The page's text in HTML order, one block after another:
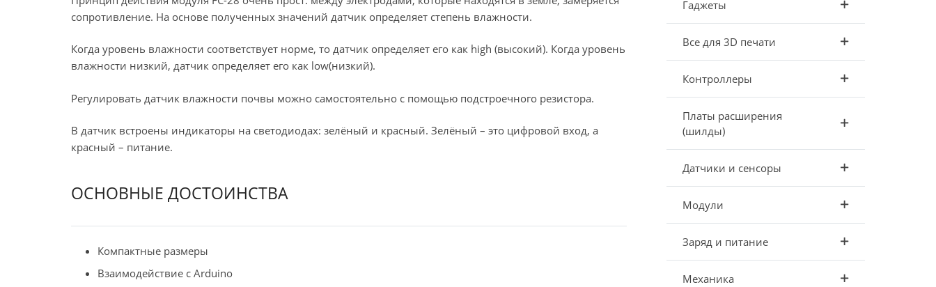
сопротивление. На основе полученных значений датчик определяет степень влажности.
Когда уровень влажности соответствует норме, то датчик определяет его как high (высокий). Когда уровень
влажности низкий, датчик определяет его как low(низкий).
Регулировать датчик влажности почвы можно самостоятельно с помощью подстроечного резистора.
В датчик встроены индикаторы на светодиодах: зелёный и красный. Зелёный – это цифровой вход, а
красный – питание.
ОСНОВНЫЕ ДОСТОИНСТВА
Компактные размеры
Взаимодействие с Arduino
Гаджеты
Все для 3D печати
Контроллеры
Платы расширения
(шилды)
Датчики и сенсоры
Модули
Заряд и питание
Механика